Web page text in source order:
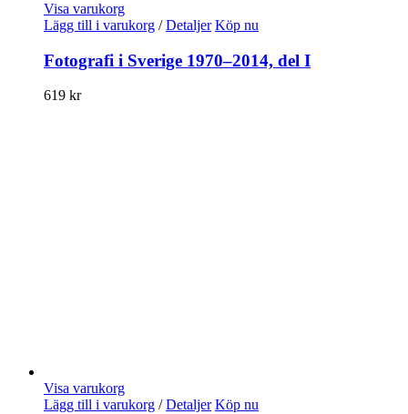
Visa varukorg
Lägg till i varukorg / Detaljer Köp nu
Fotografi i Sverige 1970–2014, del I
619 kr
Visa varukorg
Lägg till i varukorg / Detaljer Köp nu